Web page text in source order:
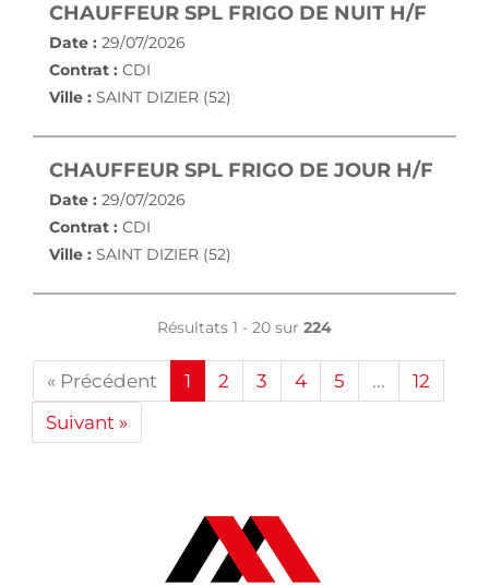
CHAUFFEUR SPL FRIGO DE NUIT H/F
Date : 29/07/2026
Contrat : CDI
Ville : SAINT DIZIER (52)
CHAUFFEUR SPL FRIGO DE JOUR H/F
Date : 29/07/2026
Contrat : CDI
Ville : SAINT DIZIER (52)
Résultats 1 - 20 sur 224
« Précédent 1 2 3 4 5 ...
12
Suivant »